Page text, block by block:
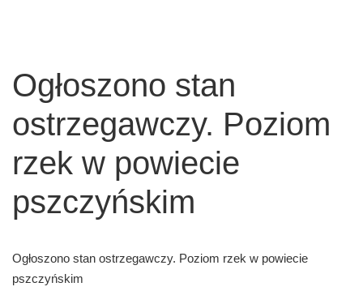
Ogłoszono stan
ostrzegawczy. Poziom
rzek w powiecie
pszczyńskim
Ogłoszono stan ostrzegawczy. Poziom rzek w powiecie
pszczyńskim